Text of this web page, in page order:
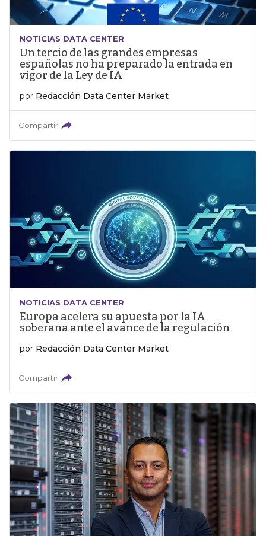
NOTICIAS DATA CENTER
Un tercio de las grandes empresas
españolas no ha preparado la entrada en
vigor de la Ley de IA
por Redacción Data Center Market
Compartir
NOTICIAS DATA CENTER
Europa acelera su apuesta por la IA
soberana ante el avance de la regulación
por Redacción Data Center Market
Compartir